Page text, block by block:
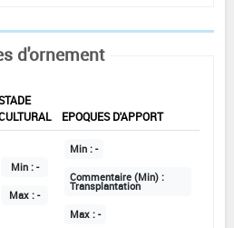
d'ornement
EPOQUES D'APPORT
Min : -
Max : -
Min : -
Commentaire (Min) :
Transplantation
Max : -